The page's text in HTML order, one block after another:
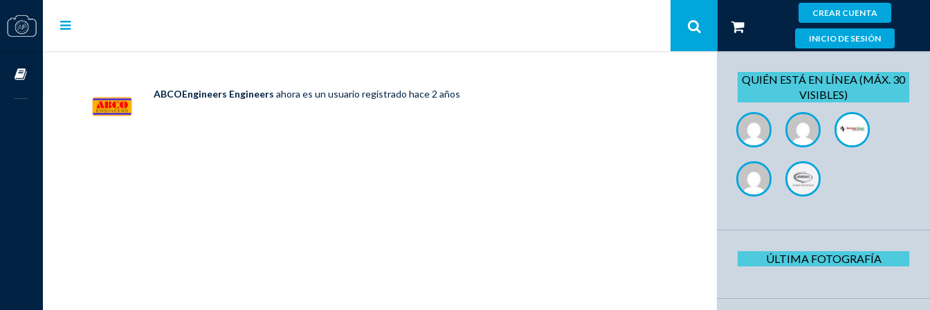
CREAR CUENTA
INICIO DE SESIÓN
ABCOEngineers Engineers ahora es un usuario registrado hace 2 años
QUIÉN ESTÁ EN LÍNEA (MÁX. 30
VISIBLES)
ÚLTIMA FOTOGRAFÍA